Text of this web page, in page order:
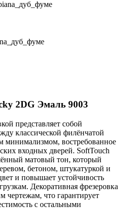
2DG Эмаль 9003
представляет собой
классической филёнчатой
минимализмом, востребованное
входных дверей. SoftTouch
матовый тон, который
бетоном, штукатуркой и
и повышает устойчивость
Декоративная фрезеровка
чертежам, что гарантирует
с остальными